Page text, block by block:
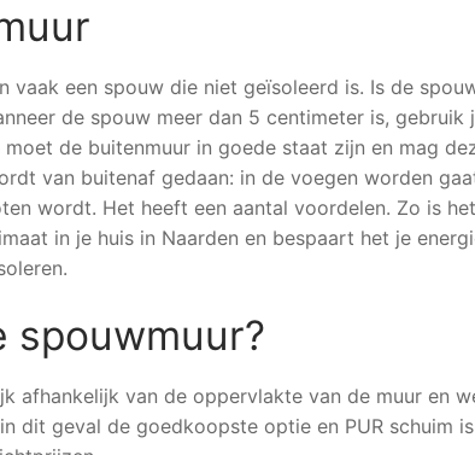
vaak een spouw die niet geïsoleerd is. Is de
de spouw meer dan 5 centimeter is, gebruik
de buitenmuur in goede staat zijn en mag
van buitenaf gedaan: in de voegen worden
wordt. Het heeft een aantal voordelen. Zo is het
in je huis in Naarden en bespaart het je
spouwmuur?
afhankelijk van de oppervlakte van de muur en
dit geval de goedkoopste optie en PUR schuim